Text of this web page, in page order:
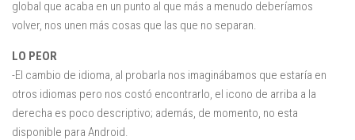
global que acaba en un punto al que más a menudo deberíamos
volver, nos unen más cosas que las que no separan.
LO PEOR
-El cambio de idioma, al probarla nos imaginábamos que estaría en
otros idiomas pero nos costó encontrarlo, el icono de arriba a la
derecha es poco descriptivo; además, de momento, no esta
disponible para Android.